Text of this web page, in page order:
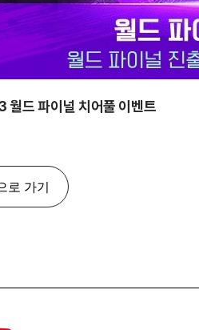
드 파이널 치어풀 이벤트
로 가기